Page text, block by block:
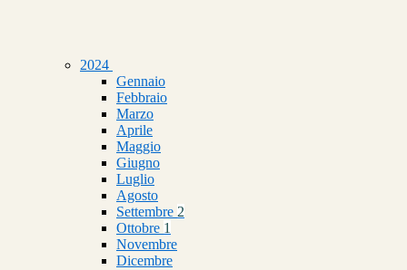
2024
Gennaio
Febbraio
Marzo
Aprile
Maggio
Giugno
Luglio
Agosto
Settembre 2
Ottobre 1
Novembre
Dicembre